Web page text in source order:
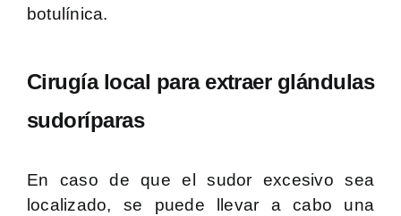
botulínica.
Cirugía local para extraer glándulas
sudoríparas
En caso de que el sudor excesivo sea
localizado, se puede llevar a cabo una